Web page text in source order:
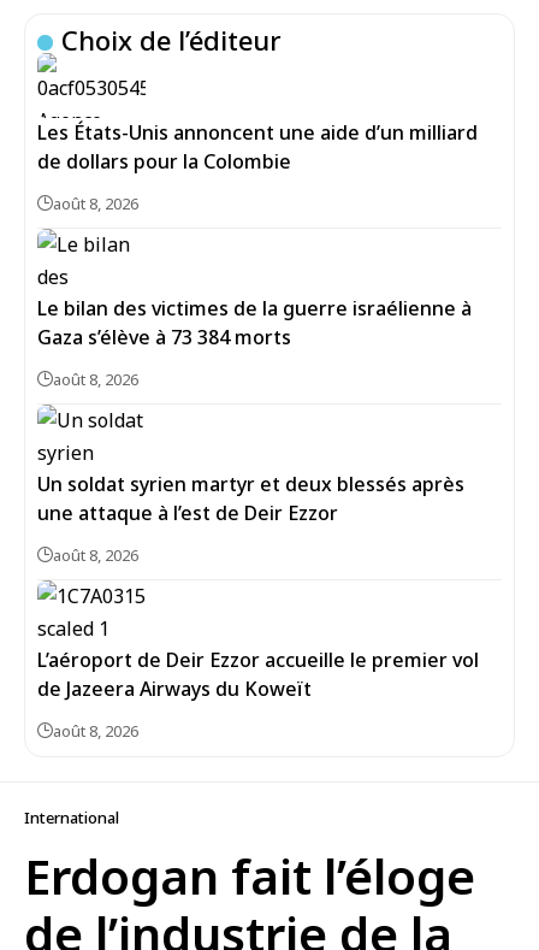
Choix de l’éditeur
Les États-Unis annoncent une aide d’un milliard
de dollars pour la Colombie
août 8, 2026
Le bilan des victimes de la guerre israélienne à
Gaza s’élève à 73 384 morts
août 8, 2026
Un soldat syrien martyr et deux blessés après
une attaque à l’est de Deir Ezzor
août 8, 2026
L’aéroport de Deir Ezzor accueille le premier vol
de Jazeera Airways du Koweït
août 8, 2026
International
Erdogan fait l’éloge
de l’industrie de la